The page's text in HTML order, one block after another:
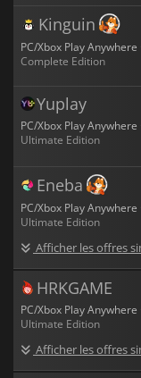
Kinguin
PC/Xbox Play Anywhere
Complete Edition
Yuplay
PC/Xbox Play Anywhere
Ultimate Edition
Eneba
PC/Xbox Play Anywhere
Ultimate Edition
Afficher les offres
HRKGAME
PC/Xbox Play Anywhere
Ultimate Edition
Afficher les offres